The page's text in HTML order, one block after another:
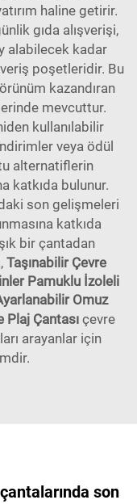
haline getirir.
gıda alışverişi,
alabilecek kadar
poşetleridir. Bu
kazandıran
mevcuttur.
kullanılabilir
veya ödül
alternatiflerin
katkıda bulunur.
son gelişmeleri
katkıda
bir çantadan
Taşınabilir Çevre
Pamuklu İzoleli
Omuz
Plaj Çantası çevre
arayanlar için
son